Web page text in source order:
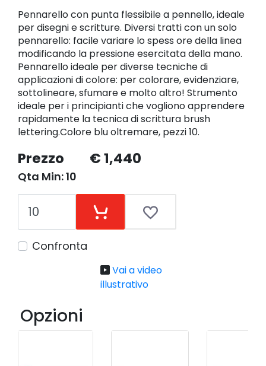
Pennarello con punta flessibile a pennello, ideale
per disegni e scritture. Diversi tratti con un solo
pennarello: facile variare lo spess ore della linea
modificando la pressione esercitata della mano.
Pennarello ideale per diverse tecniche di
applicazioni di colore: per colorare, evidenziare,
sottolineare, sfumare e molto altro! Strumento
ideale per i principianti che vogliono apprendere
rapidamente la tecnica di scrittura brush
lettering.Colore blu oltremare, pezzi 10.
Prezzo € 1,440
Qta Min: 10
Confronta
Vai a video
illustrativo
Opzioni